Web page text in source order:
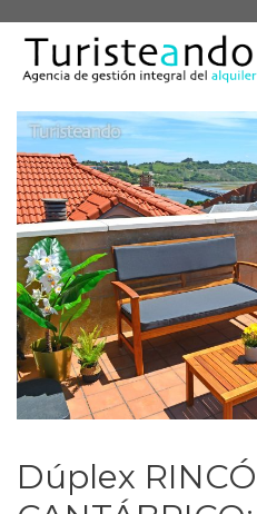
contenido
Dúplex